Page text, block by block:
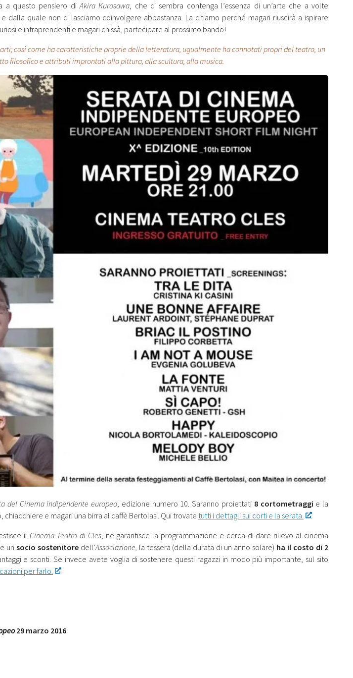
a questo pensiero diAkira Kurosawa, che ci sembra contenga l’essenza di un’arte che a volte
dalla quale non ci lasciamo coinvolgere abbastanza. La citiamo perché magari riuscirà a ispirare
e intraprendenti e magari chissà, partecipare al prossimo bando!
così come ha caratteristiche proprie della letteratura, ugualmente ha connotati propri del teatro, un
filosofico e attributi improntati alla pittura, alla scultura, alla musica.
del Cinema indipendente europeo , edizione numero 10. Saranno proiettati 8 cortometraggi e la
e magari una birra al caffè Bertolasi. Qui trovate tutti i dettagli sui corti e la serata.
il Cinema Teatro di Cles, ne garantisce la programmazione e cerca di dare rilievo al cinema
un socio sostenitoredell’Associazione, la tessera (della durata di un anno solare) ha il costo di 2
e sconti. Se invece avete voglia di sostenere questi ragazzi in modo più importante, sul sito
per farlo.
29 marzo 2016